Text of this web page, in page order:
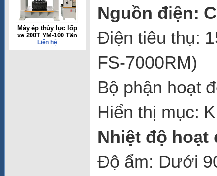
Máy ép thủy lực lốp
xe 200T YM-100 Tấn
Liên hệ
Nguồn điện:
Điện tiêu thụ:
FS-7000RM)
Bộ phận hoạt
Hiển thị mục:
Nhiệt độ
Độ ẩm: Dưới